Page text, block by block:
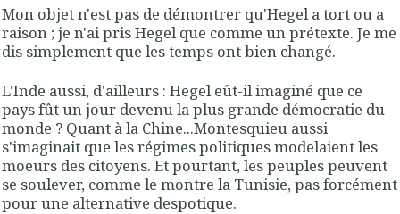
Mon objet n'est pas de démontrer qu'Hegel a tort ou a
raison ; je n'ai pris Hegel que comme un prétexte. Je me
dis simplement que les temps ont bien changé.
L'Inde aussi, d'ailleurs : Hegel eût-il imaginé que ce
pays fût un jour devenu la plus grande démocratie du
monde ? Quant à la Chine...Montesquieu aussi
s'imaginait que les régimes politiques modelaient les
moeurs des citoyens. Et pourtant, les peuples peuvent
se soulever, comme le montre la Tunisie, pas forcément
pour une alternative despotique.